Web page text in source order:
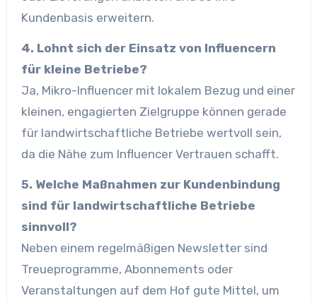
Kundenbasis erweitern.
4. Lohnt sich der Einsatz von Influencern
für kleine Betriebe?
Ja, Mikro-Influencer mit lokalem Bezug und einer
kleinen, engagierten Zielgruppe können gerade
für landwirtschaftliche Betriebe wertvoll sein,
da die Nähe zum Influencer Vertrauen schafft.
5. Welche Maßnahmen zur Kundenbindung
sind für landwirtschaftliche Betriebe
sinnvoll?
Neben einem regelmäßigen Newsletter sind
Treueprogramme, Abonnements oder
Veranstaltungen auf dem Hof gute Mittel, um